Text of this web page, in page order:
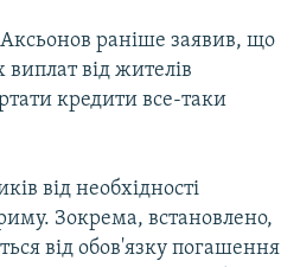
раніше заявив, що
від жителів
кредити все-таки
від необхідності
Зокрема, встановлено,
від обов'язку погашення